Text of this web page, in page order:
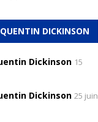
DICKINSON
Dickinson 15
Dickinson 25 juin